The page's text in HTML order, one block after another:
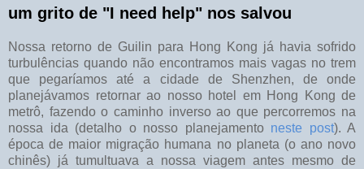
um grito de "I need help" nos salvou
Nossa retorno de Guilin para Hong Kong já havia sofrido
turbulências quando não encontramos mais vagas no trem
que pegaríamos até a cidade de Shenzhen, de onde
planejávamos retornar ao nosso hotel em Hong Kong de
metrô, fazendo o caminho inverso ao que percorremos na
nossa ida (detalho o nosso planejamento neste post). A
época de maior migração humana no planeta (o ano novo
chinês) já tumultuava a nossa viagem antes mesmo de